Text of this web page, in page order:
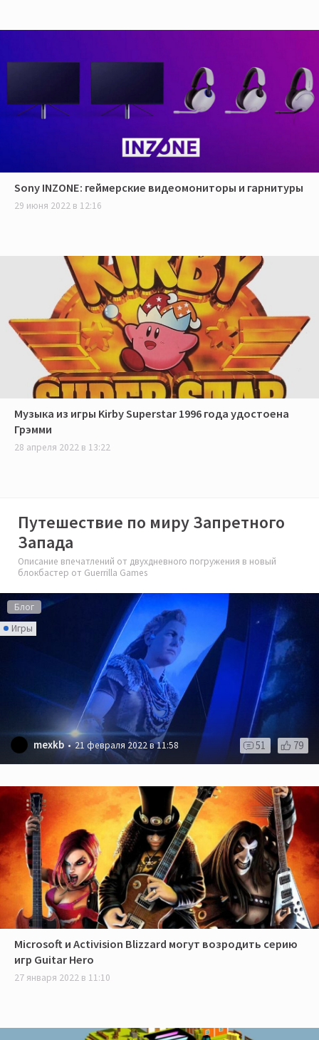
Sony INZONE: геймерские видеомониторы и гарнитуры
29 июня 2022 в 12:16
Музыка из игры Kirby Superstar 1996 года удостоена
Грэмми
28 апреля 2022 в 13:22
Путешествие по миру Запретного
Запада
Описание впечатлений от двухдневного погружения в новый
блокбастер от Guerrilla Games
Блог
Игры
mexkb 21 февраля 2022 в 11:58 51 79
Microsoft и Activision Blizzard могут возродить серию
игр Guitar Hero
27 января 2022 в 11:10